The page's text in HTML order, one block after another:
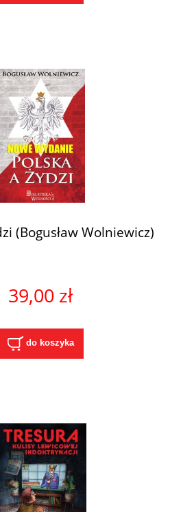
(Bogusław Wolniewicz)
39,00 zł
do koszyka